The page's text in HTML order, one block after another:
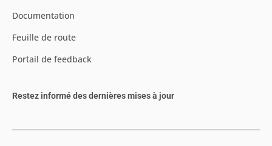
Documentation
Feuille de route
Portail de feedback
Restez informé des dernières mises à jour